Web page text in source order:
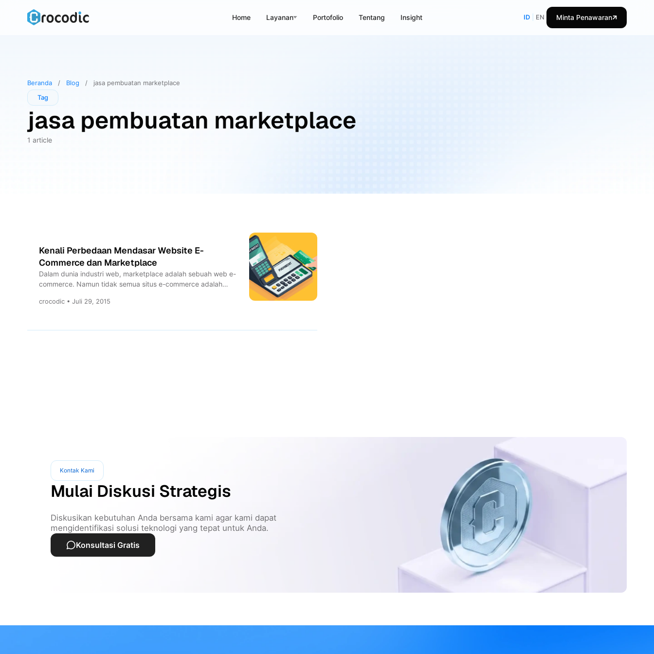
Home Layanan Portofolio Tentang Insight ID EN Minta Penawaran
Beranda / Blog /
jasa pembuatan marketplace
Tag
jasa pembuatan marketplace
1 article
Kenali Perbedaan Mendasar Website E-
Commerce dan Marketplace
Dalam dunia industri web, marketplace adalah sebuah web e-
commerce. Namun tidak semua situs e-commerce adalah
crocodic • Juli 29, 2015
Kontak Kami
Mulai Diskusi Strategis
Diskusikan kebutuhan Anda bersama kami agar kami dapat
mengidentifikasi solusi teknologi yang tepat untuk Anda.
Konsultasi Gratis